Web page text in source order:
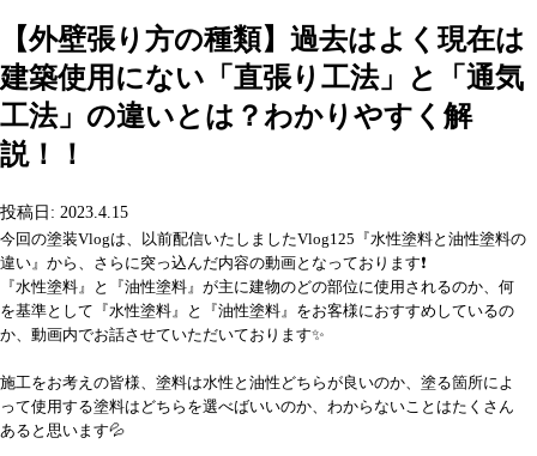
【外壁張り方の種類】過去はよく現在は
建築使用にない「直張り工法」と「通気
工法」の違いとは？わかりやすく解
説！！
投稿日: 2023.4.15
今回の塗装Vlogは、以前配信いたしましたVlog125『水性塗料と油性塗料の
違い』から、さらに突っ込んだ内容の動画となっております❗
『水性塗料』と『油性塗料』が主に建物のどの部位に使用されるのか、何
を基準として『水性塗料』と『油性塗料』をお客様におすすめしているの
か、動画内でお話させていただいております✨
施工をお考えの皆様、塗料は水性と油性どちらが良いのか、塗る箇所によ
って使用する塗料はどちらを選べばいいのか、わからないことはたくさん
あると思います💦